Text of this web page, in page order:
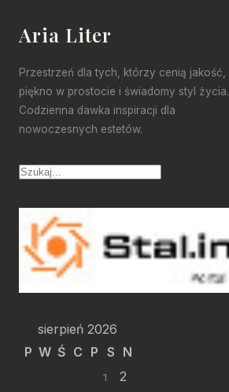
Aria Liter
Przestrzeń dla tych, którzy cenią jakość,
piękno w prostocie i świadomy styl życia.
Codzienna dawka inspiracji dla
nowoczesnych estetów.
sierpień 2026
P W Ś C P S N
1
2